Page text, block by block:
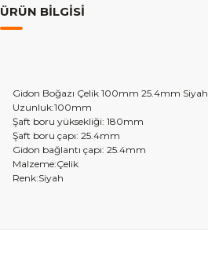
ÜRÜN BILGISI
Gidon Boğazı Çelik 100mm 25.4mm Siyah
Uzunluk:100mm
Şaft boru yüksekliği: 180mm
Şaft boru çapı: 25.4mm
Gidon bağlantı çapı: 25.4mm
Malzeme:Çelik
Renk:Siyah